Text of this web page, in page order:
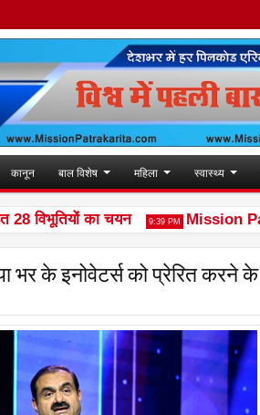
कानून बाल विशेष महिला स्वास्थ्य
विभूतियों का चयन 9:39 PM Mission
भर के इनोवेटर्स को प्रेरित करने